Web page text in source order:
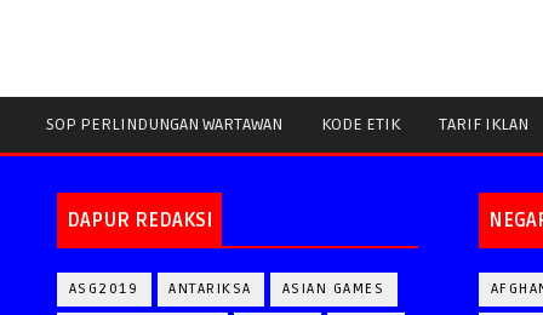
SOP PERLINDUNGAN WARTAWAN KODE ETIK TARIF IKLAN
DAPUR REDAKSI
ASG2019 ANTARIKSA ASIAN GAMES